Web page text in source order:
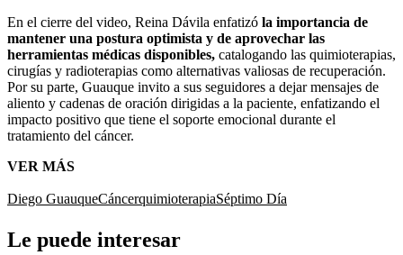
En el cierre del video, Reina Dávila enfatizó la importancia de
mantener una postura optimista y de aprovechar las
herramientas médicas disponibles, catalogando las quimioterapias,
cirugías y radioterapias como alternativas valiosas de recuperación.
Por su parte, Guauque invito a sus seguidores a dejar mensajes de
aliento y cadenas de oración dirigidas a la paciente, enfatizando el
impacto positivo que tiene el soporte emocional durante el
tratamiento del cáncer.
VER MÁS
Diego GuauqueCáncerquimioterapiaSéptimo Día
Le puede interesar